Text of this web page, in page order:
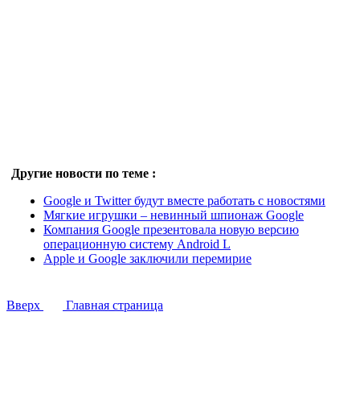
Другие новости по теме :
Google и Twitter будут вместе работать с новостями
Мягкие игрушки – невинный шпионаж Google
Компания Google презентовала новую версию
операционную систему Android L
Apple и Google заключили перемирие
Вверх Главная страница